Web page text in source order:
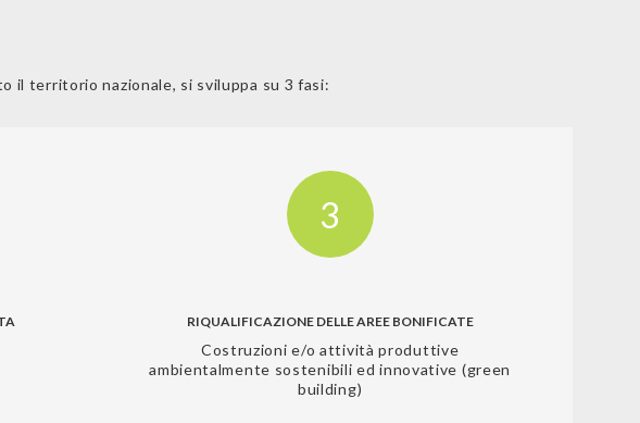
il territorio nazionale, si sviluppa su 3 fasi:
3
RIQUALIFICAZIONE DELLE AREE BONIFICATE
Costruzioni e/o attività produttive
ambientalmente sostenibili ed innovative (green
building)